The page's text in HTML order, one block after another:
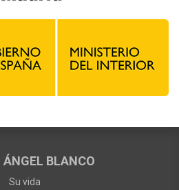
ÁNGEL BLANCO
Su vida